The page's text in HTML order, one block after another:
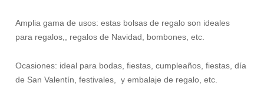
Amplia gama de usos: estas bolsas de regalo son ideales
para regalos,, regalos de Navidad, bombones, etc.
Ocasiones: ideal para bodas, fiestas, cumpleaños, fiestas, día
de San Valentín, festivales, y embalaje de regalo, etc.